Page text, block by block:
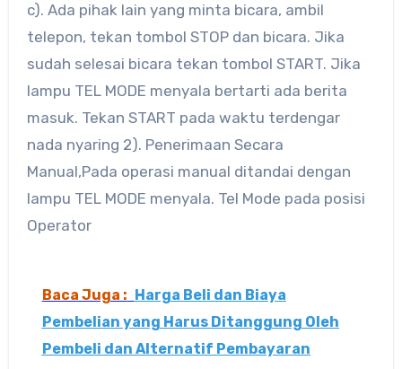
c). Ada pihak lain yang minta bicara, ambil
telepon, tekan tombol STOP dan bicara. Jika
sudah selesai bicara tekan tombol START. Jika
lampu TEL MODE menyala bertarti ada berita
masuk. Tekan START pada waktu terdengar
nada nyaring 2). Penerimaan Secara
Manual,Pada operasi manual ditandai dengan
lampu TEL MODE menyala. Tel Mode pada posisi
Operator
Baca Juga :
Harga Beli dan Biaya
Pembelian yang Harus Ditanggung Oleh
Pembeli dan Alternatif Pembayaran